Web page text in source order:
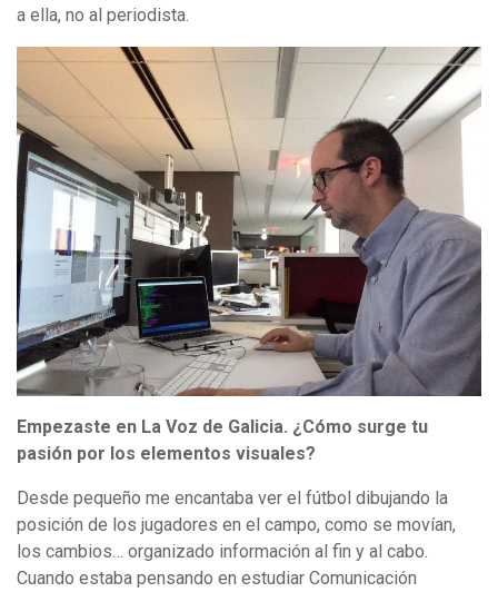
a ella, no al periodista.
Empezaste en La Voz de Galicia. ¿Cómo surge tu
pasión por los elementos visuales?
Desde pequeño me encantaba ver el fútbol dibujando la
posición de los jugadores en el campo, como se movían,
los cambios… organizado información al fin y al cabo.
Cuando estaba pensando en estudiar Comunicación